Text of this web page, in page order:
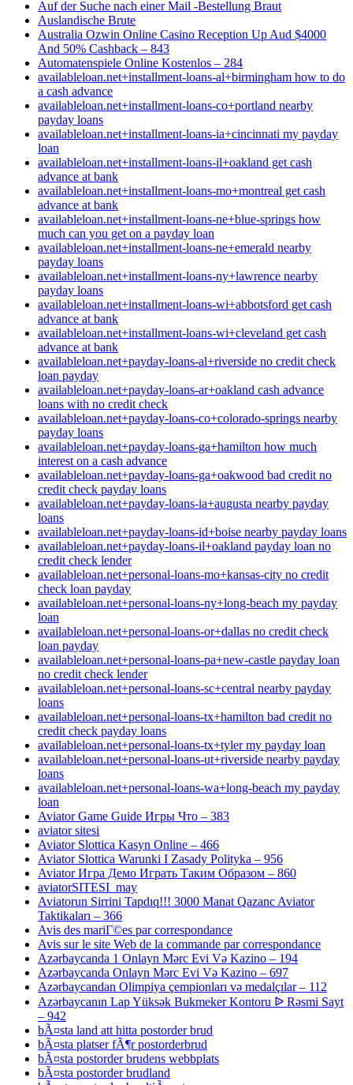
Auf der Suche nach einer Mail -Bestellung Braut
Auslandische Brute
Australia Ozwin Online Casino Reception Up Aud $4000
And 50% Cashback – 843
Automatenspiele Online Kostenlos – 284
availableloan.net+installment-loans-al+birmingham how to do
a cash advance
availableloan.net+installment-loans-co+portland nearby
payday loans
availableloan.net+installment-loans-ia+cincinnati my payday
loan
availableloan.net+installment-loans-il+oakland get cash
advance at bank
availableloan.net+installment-loans-mo+montreal get cash
advance at bank
availableloan.net+installment-loans-ne+blue-springs how
much can you get on a payday loan
availableloan.net+installment-loans-ne+emerald nearby
payday loans
availableloan.net+installment-loans-ny+lawrence nearby
payday loans
availableloan.net+installment-loans-wi+abbotsford get cash
advance at bank
availableloan.net+installment-loans-wi+cleveland get cash
advance at bank
availableloan.net+payday-loans-al+riverside no credit check
loan payday
availableloan.net+payday-loans-ar+oakland cash advance
loans with no credit check
availableloan.net+payday-loans-co+colorado-springs nearby
payday loans
availableloan.net+payday-loans-ga+hamilton how much
interest on a cash advance
availableloan.net+payday-loans-ga+oakwood bad credit no
credit check payday loans
availableloan.net+payday-loans-ia+augusta nearby payday
loans
availableloan.net+payday-loans-id+boise nearby payday loans
availableloan.net+payday-loans-il+oakland payday loan no
credit check lender
availableloan.net+personal-loans-mo+kansas-city no credit
check loan payday
availableloan.net+personal-loans-ny+long-beach my payday
loan
availableloan.net+personal-loans-or+dallas no credit check
loan payday
availableloan.net+personal-loans-pa+new-castle payday loan
no credit check lender
availableloan.net+personal-loans-sc+central nearby payday
loans
availableloan.net+personal-loans-tx+hamilton bad credit no
credit check payday loans
availableloan.net+personal-loans-tx+tyler my payday loan
availableloan.net+personal-loans-ut+riverside nearby payday
loans
availableloan.net+personal-loans-wa+long-beach my payday
loan
Aviator Game Guide Игры Что – 383
aviator sitesi
Aviator Slottica Kasyn Online – 466
Aviator Slottica Warunki I Zasady Polityka – 956
Aviator Игра Демо Играть Таким Образом – 860
aviatorSITESI_may
Aviatorun Sirrini Tapdıq!!! 3000 Manat Qazanc Aviator
Taktikaları – 366
Avis des mariГ©es par correspondance
Avis sur le site Web de la commande par correspondance
Azərbaycanda 1 Onlayn Mərc Evi Və Kazino – 194
Azərbaycanda Onlayn Mərc Evi Və Kazino – 697
Azərbaycandan Olimpiya çempionları və medalçılar – 112
Azərbaycanın Lap Yüksək Bukmeker Kontoru ᐉ Rəsmi Sayt
– 942
bÃ¤sta land att hitta postorder brud
bÃ¤sta platser fÃ¶r postorderbrud
bÃ¤sta postorder brudens webbplats
bÃ¤sta postorder brudland